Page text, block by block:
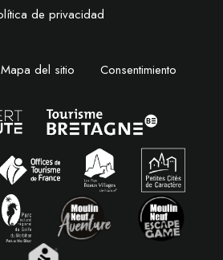
de privacidad
Mapa del sitio Consentimiento